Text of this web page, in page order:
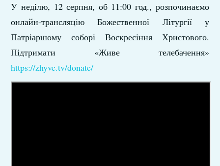
У неділю, 12 серпня, об 11:00 год., розпочинаємо
онлайн-трансляцію Божественної Літургії у
Патріаршому соборі Воскресіння Христового.
Підтримати «Живе телебачення»
https://zhyve.tv/donate/